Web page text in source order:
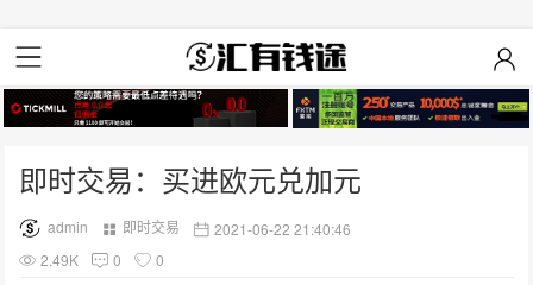
即时交易：买进欧元兑加元
admin 即时交易
2021-06-22 21:40:46
2.49K
0 0